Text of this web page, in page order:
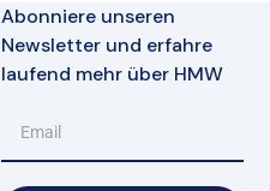
Abonniere unseren
Newsletter und erfahre
laufend mehr über HMW